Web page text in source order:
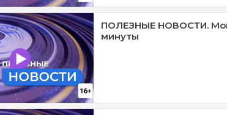
ПОЛЕЗНЫЕ НОВОСТИ.
минуты